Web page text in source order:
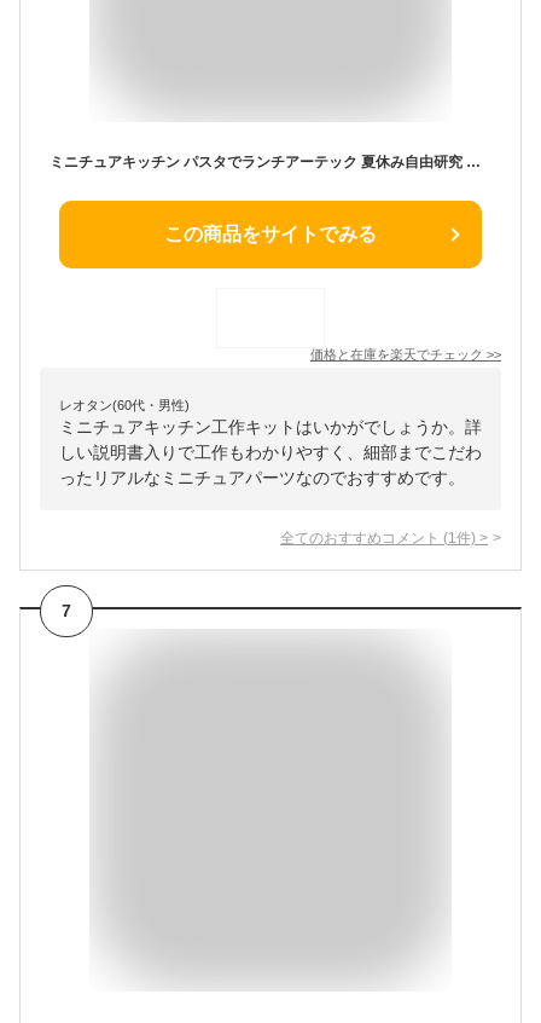
ミニチュアキッチン パスタでランチアーテック 夏休み自由研究 手作り キット 男の子 女の子 工作キット 小学生 子供 子ども 夏休み工作 高学年
この商品をサイトでみる
価格と在庫を楽天でチェック >>
レオタン(60代・男性)
ミニチュアキッチン工作キットはいかがでしょうか。詳
しい説明書入りで工作もわかりやすく、細部までこだわ
ったリアルなミニチュアパーツなのでおすすめです。
全てのおすすめコメント (1 件) >
7